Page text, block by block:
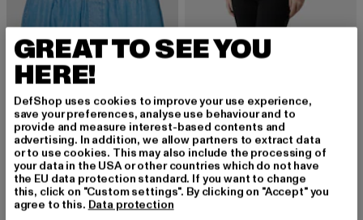
NOISY MAY
NMMARIA
NOISY MAY
GREAT TO SEE YOU
HERE!
DefShop uses cookies to improve your use experience,
save your preferences, analyse use behaviour and to
provide and measure interest-based contents and
advertising. In addition, we allow partners to extract data
or to use cookies. This may also include the processing of
your data in the USA or other countries which do not have
the EU data protection standard. If you want to change
this, click on "Custom settings". By clicking on "Accept" you
agree to this. Data protection